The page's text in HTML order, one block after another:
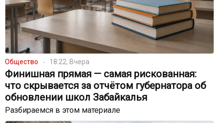
Общество 18:22, Вчера
Финишная прямая — самая рискованная:
что скрывается за отчётом губернатора об
обновлении школ Забайкалья
Разбираемся в этом материале